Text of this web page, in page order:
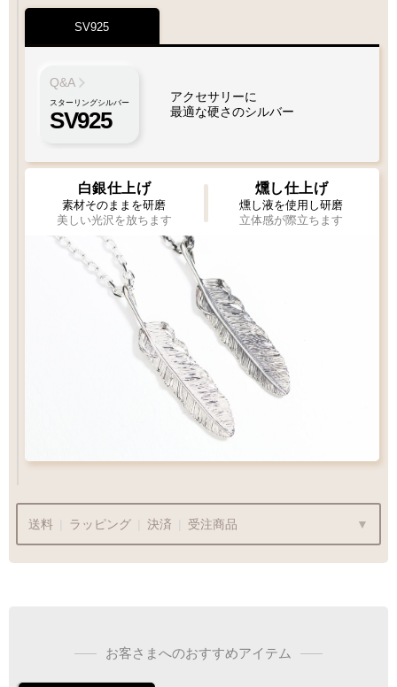
SV925
Q&A
スターリングシルバー
SV925
アクセサリーに
最適な硬さのシルバー
白銀仕上げ
素材そのままを研磨
美しい光沢を放ちます
燻し仕上げ
燻し液を使用し研磨
立体感が際立ちます
送料 ラッピング 決済 受注商品
プレゼント用でも安心してご利用いただけます
お客さまへのおすすめアイテム